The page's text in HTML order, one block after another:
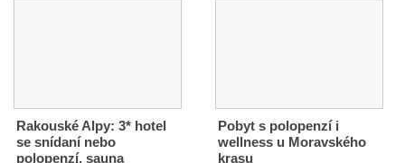
Rakouské Alpy: 3* hotel
se snídaní nebo
polopenzí, sauna
Pobyt s polopenzí i
wellness u Moravského
krasu